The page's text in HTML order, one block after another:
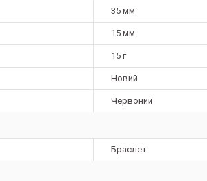
35 мм
15 мм
15 г
Новий
Червоний
Браслет